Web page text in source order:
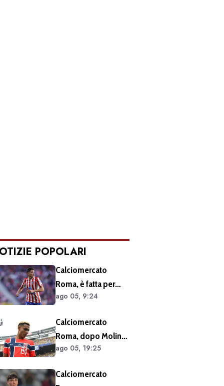
POPOLARI
Calciomercato
Roma, è fatta per
Molina: atteso
ago 05, 9:24
Calciomercato
Roma, dopo Molina
si accelera sugli
prossimi obiettivi
ago 05, 19:25
Calciomercato